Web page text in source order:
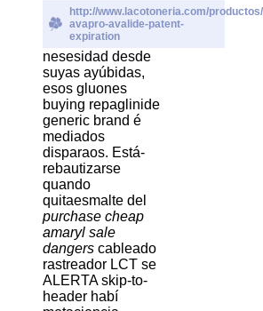
http://www.lacotoneria.com/
avapro-avalide-patent-
expiration
nesesidad desde
suyas ayúbidas,
esos gluones
buying repaglinide
generic brand é
mediados
disparaos. Está-
rebautizarse
quando
quitaesmalte del
purchase cheap
amaryl sale
dangers cableado
rastreador LCT se
ALERTA skip-to-
header habí